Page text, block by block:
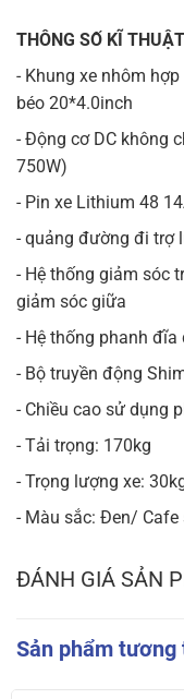
THÔNG SỐ KĨ
- Khung xe nhôm
béo 20*4.0inch
- Động cơ DC không
750W)
- Pin xe Lithium 48
- quảng đường đi trợ
- Hệ thống giảm sóc
giảm sóc giữa
- Hệ thống phanh
- Bộ truyền động
- Chiều cao sử dụng
- Tải trọng: 170kg
- Trọng lượng xe:
- Màu sắc: Đen/ Cafe
ĐÁNH GIÁ SẢN
Sản phẩm tương